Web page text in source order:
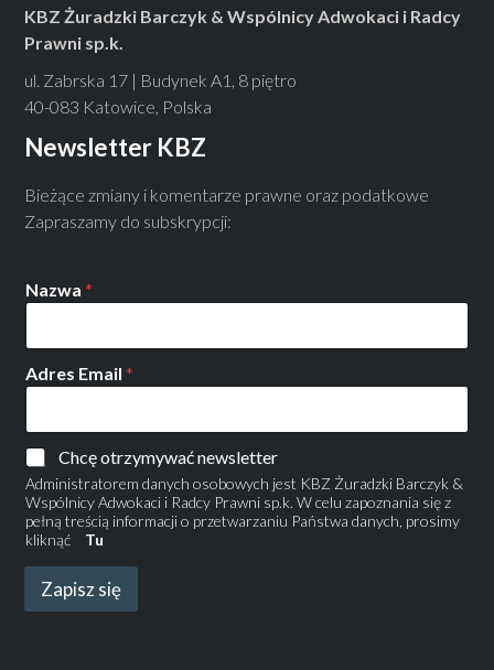
KBZ Żuradzki Barczyk & Wspólnicy Adwokaci i Radcy
Prawni sp.k.
ul. Zabrska 17 | Budynek A1, 8 piętro
40-083 Katowice, Polska
Newsletter KBZ
Bieżące zmiany i komentarze prawne oraz podatkowe
Zapraszamy do subskrypcji:
Nazwa*
Adres Email*
Chcę otrzymywać newsletter
Administratorem danych osobowych jest KBZ Żuradzki Barczyk &
Wspólnicy Adwokaci i Radcy Prawni sp.k. W celu zapoznania się z
pełną treścią informacji o przetwarzaniu Państwa danych, prosimy
kliknąć
Tu
Zapisz się